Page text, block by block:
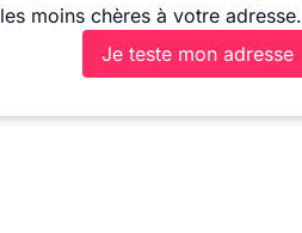
les moins chères à votre adresse.
Je teste mon adresse